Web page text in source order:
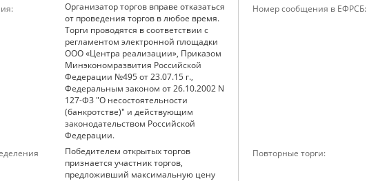
Организатор торгов вправе отказаться
от проведения торгов в любое время.
Торги проводятся в соответствии с
регламентом электронной площадки
ООО «Центра реализации», Приказом
Минэкономразвития Российской
Федерации №495 от 23.07.15 г.,
Федеральным законом от 26.10.2002 N
127-ФЗ "О несостоятельности
(банкротстве)" и действующим
законодательством Российской
Федерации.
Номер сообщения в ЕФРСБ:
Победителем открытых торгов
признается участник торгов,
предложивший максимальную цену
Повторные торги: